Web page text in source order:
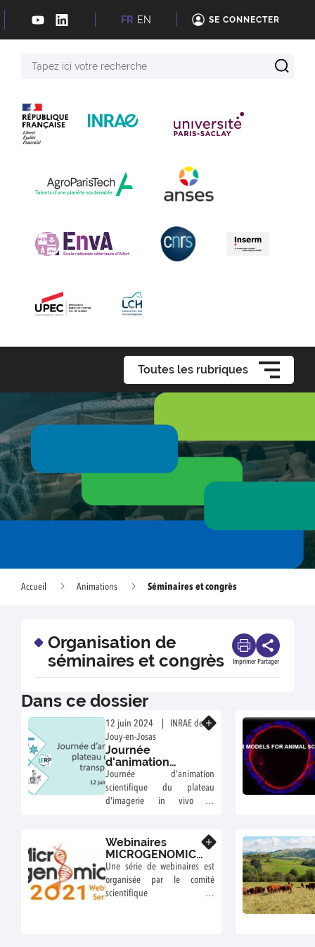
FR EN SE CONNECTER
Toutes les rubriques
Accueil Animations Séminaires et congrès
Organisation de
séminaires et congrès
Imprimer Partager
Dans ce dossier
12 juin 2024
INRAE de
Jouy-en-Josas
Journée
d'animation
scientifique du
plateau
d'imagerie in vivo
et transparisation
Journée d'animation
scientifique du plateau
d'imagerie in vivo et
Webinaires
MICROGENOMICS
2021
Une série de webinaires est
organisée par le comité
scientifique de